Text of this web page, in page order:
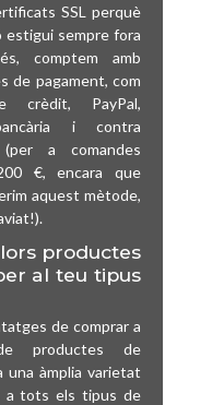
SSL perquè
estigui sempre fora
comptem amb
de pagament, com
crèdit, PayPal,
i contra
(per a comandes
€, encara que
aquest mètode,
productes
al teu tipus
de comprar a
productes de
una àmplia varietat
a tots els tipus de